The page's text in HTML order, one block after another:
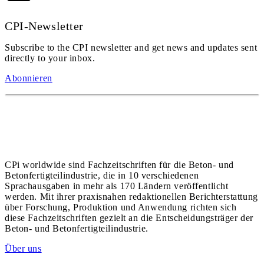
CPI-Newsletter
Subscribe to the CPI newsletter and get news and updates sent
directly to your inbox.
Abonnieren
CPi worldwide sind Fachzeitschriften für die Beton- und
Betonfertigteilindustrie, die in 10 verschiedenen
Sprachausgaben in mehr als 170 Ländern veröffentlicht
werden. Mit ihrer praxisnahen redaktionellen Berichterstattung
über Forschung, Produktion und Anwendung richten sich
diese Fachzeitschriften gezielt an die Entscheidungsträger der
Beton- und Betonfertigteilindustrie.
Über uns